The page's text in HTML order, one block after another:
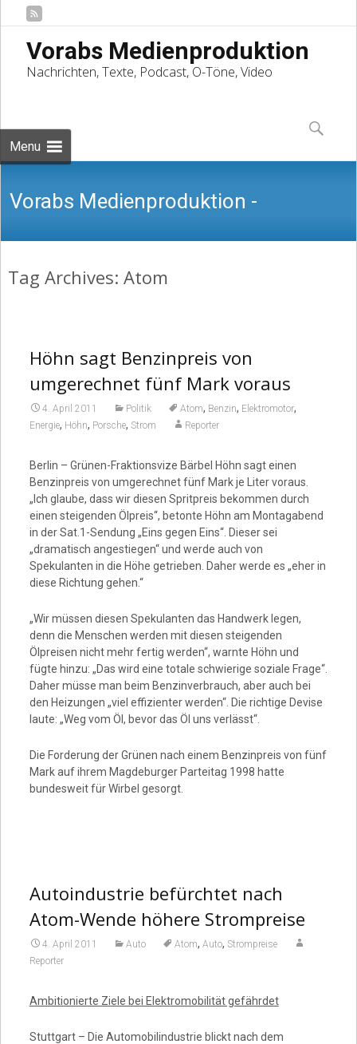
Vorabs Medienproduktion
Nachrichten, Texte, Podcast, O-Töne, Video
Menu
to
content
Suchen
nach:
Vorabs Medienproduktion -
Nachrichten, Texte, Podcast, O-Töne,
Video
Tag Archives: Atom
Höhn sagt Benzinpreis von
umgerechnet fünf Mark voraus
4. April 2011 Politik Atom, Benzin, Elektromotor,
Energie, Höhn, Porsche, Strom Reporter
Berlin – Grünen-Fraktionsvize Bärbel Höhn sagt einen
Benzinpreis von umgerechnet fünf Mark je Liter voraus.
„Ich glaube, dass wir diesen Spritpreis bekommen durch
einen steigenden Ölpreis“, betonte Höhn am Montagabend
in der Sat.1-Sendung „Eins gegen Eins“. Dieser sei
„dramatisch angestiegen“ und werde auch von
Spekulanten in die Höhe getrieben. Daher werde es „eher in
diese Richtung gehen.“
„Wir müssen diesen Spekulanten das Handwerk legen,
denn die Menschen werden mit diesen steigenden
Ölpreisen nicht mehr fertig werden“, warnte Höhn und
fügte hinzu: „Das wird eine totale schwierige soziale Frage“.
Daher müsse man beim Benzinverbrauch, aber auch bei
den Heizungen „viel effizienter werden“. Die richtige Devise
laute: „Weg vom Öl, bevor das Öl uns verlässt“.
Die Forderung der Grünen nach einem Benzinpreis von fünf
Mark auf ihrem Magdeburger Parteitag 1998 hatte
bundesweit für Wirbel gesorgt.
Autoindustrie befürchtet nach
Atom-Wende höhere Strompreise
4. April 2011 Auto Atom, Auto, Strompreise
Reporter
Ambitionierte Ziele bei Elektromobilität gefährdet
Stuttgart – Die Automobilindustrie blickt nach dem